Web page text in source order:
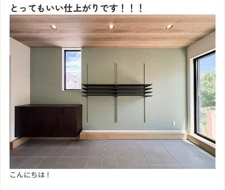
とってもいい仕上がりです！！！
こんにちは！